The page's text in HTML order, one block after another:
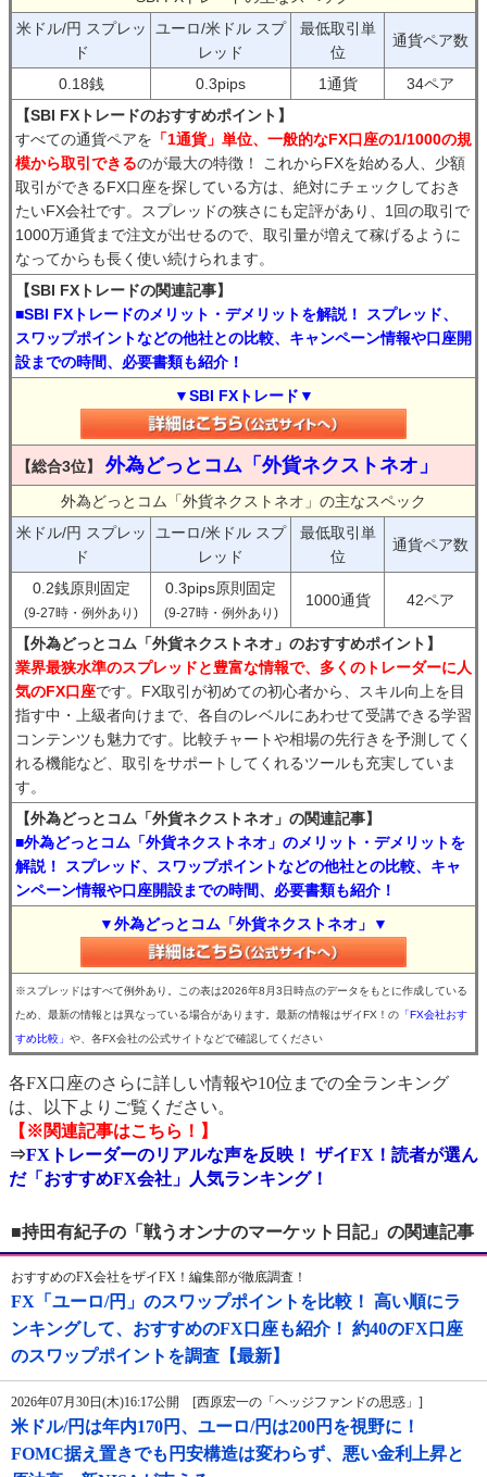
米ドル/円 スプレッ
ド
ユーロ/米ドル スプ
レッド
最低取引単
位
通貨ペア数
0.18銭 0.3pips 1通貨
34ペア
【SBI FXトレードのおすすめポイント】
すべての通貨ペアを 「1通貨」単位、一般的なFX口座の1/1000の規
模から取引できるのが最大の特徴！ これからFXを始める人、少額
取引ができるFX口座を探している方は、絶対にチェックしておき
たいFX会社です。スプレッドの狭さにも定評があり、1回の取引で
1000万通貨まで注文が出せるので、取引量が増えて稼げるように
なってからも長く使い続けられます。
【SBI FXトレードの関連記事】
■SBI FXトレードのメリット・デメリットを解説！ スプレッド、
スワップポイントなどの他社との比較、キャンペーン情報や口座開
設までの時間、必要書類も紹介！
▼SBI FXトレード▼
【総合3位】 外為どっとコム「外貨ネクストネオ」
外為どっとコム「外貨ネクストネオ」の主なスペック
米ドル/円 スプレッ
ド
ユーロ/米ドル スプ
レッド
最低取引単
位
通貨ペア数
0.2銭原則固定
(9-27時・例外あり)
0.3pips原則固定
(9-27時・例外あり)
1000通貨 42ペア
【外為どっとコム「外貨ネクストネオ」のおすすめポイント】
業界最狭水準のスプレッドと豊富な情報で、多くのトレーダーに人
気のFX口座です。FX取引が初めての初心者から、スキル向上を目
指す中・上級者向けまで、各自のレベルにあわせて受講できる学習
コンテンツも魅力です。比較チャートや相場の先行きを予測してく
れる機能など、取引をサポートしてくれるツールも充実していま
す。
【外為どっとコム「外貨ネクストネオ」の関連記事】
■外為どっとコム「外貨ネクストネオ」のメリット・デメリットを
解説！ スプレッド、スワップポイントなどの他社との比較、キャ
ンペーン情報や口座開設までの時間、必要書類も紹介！
▼外為どっとコム「外貨ネクストネオ」▼
※スプレッドはすべて例外あり。この表は2026年8月3日時点のデータをもとに作成している
ため、最新の情報とは異なっている場合があります。最新の情報はザイFX！の 「FX会社おす
すめ比較」 や、各FX会社の公式サイトなどで確認してください
各FX口座のさらに詳しい情報や10位までの全ランキング
は、以下よりご覧ください。
【※関連記事はこちら！】
⇒FXトレーダーのリアルな声を反映！ ザイFX！読者が選ん
だ「おすすめFX会社」人気ランキング！
■持田有紀子の「戦うオンナのマーケット日記」の関連記事
おすすめのFX会社をザイFX！編集部が徹底調査！
FX「ユーロ/円」のスワップポイントを比較！ 高い順にラ
ンキングして、おすすめのFX口座も紹介！ 約40のFX口座
のスワップポイントを調査【最新】
2026年07月30日(木)16:17公開 [西原宏一の「ヘッジファンドの思惑」]
米ドル/円は年内170円、ユーロ/円は200円を視野に！
FOMC据え置きでも円安構造は変わらず、悪い金利上昇と